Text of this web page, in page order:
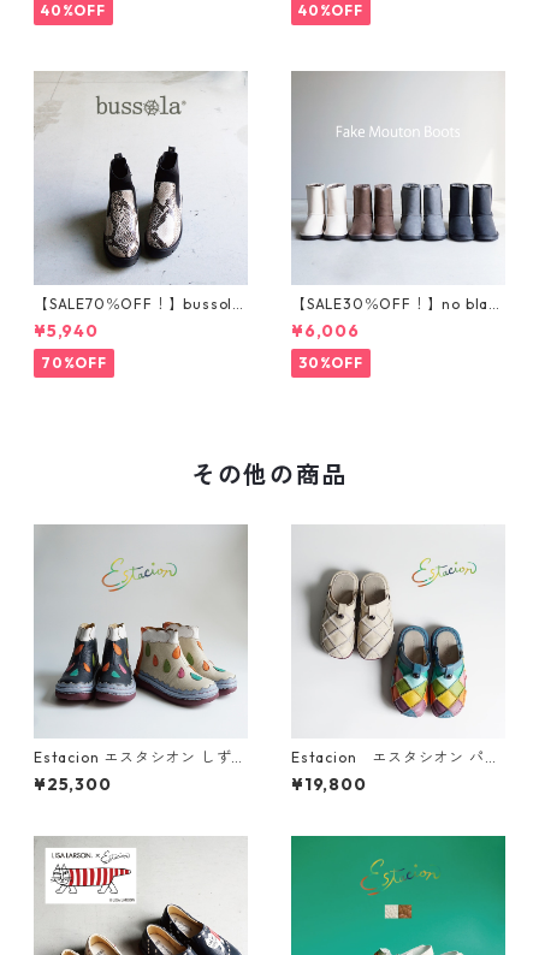
40%OFF 40%OFF
【SALE70％OFF！】bussola
ブソラ パイソン柄ストレ
ッチショートブーツ 935540
¥5,940
70%OFF
【SALE30％OFF！】no blan
d フェイクムートンブーツ
201-1
¥6,006
30%OFF
その他の商品
Estacion エスタシオン しずく
モチーフ ショートブーツ TGE
691
¥25,300
Estacion エスタシオン パッ
チワークレザーサボサンダル t
ge025-1a
¥19,800